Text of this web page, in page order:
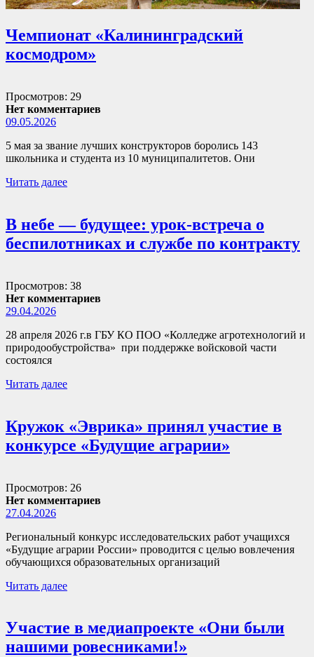
Чемпионат «Калининградский
космодром»
Просмотров: 29
Нет комментариев
09.05.2026
5 мая за звание лучших конструкторов боролись 143
школьника и студента из 10 муниципалитетов. Они
Читать далее
В небе — будущее: урок-встреча о
беспилотниках и службе по контракту
Просмотров: 38
Нет комментариев
29.04.2026
28 апреля 2026 г.в ГБУ КО ПОО «Колледже агротехнологий и
природообустройства» при поддержке войсковой части
состоялся
Читать далее
Кружок «Эврика» принял участие в
конкурсе «Будущие аграрии»
Просмотров: 26
Нет комментариев
27.04.2026
Региональный конкурс исследовательских работ учащихся
«Будущие аграрии России» проводится с целью вовлечения
обучающихся образовательных организаций
Читать далее
Участие в медиапроекте «Они были
нашими ровесниками!»